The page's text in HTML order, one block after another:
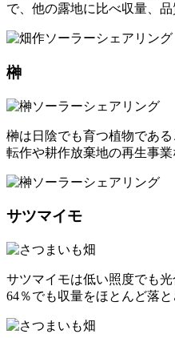
で、他の露地に比べ収量、
榊
榊は日陰でも育つ植物であ
転作や耕作放棄地の再生事業
サツマイモ
サツマイモは低い照度でも
64％でも収量をほとんど落